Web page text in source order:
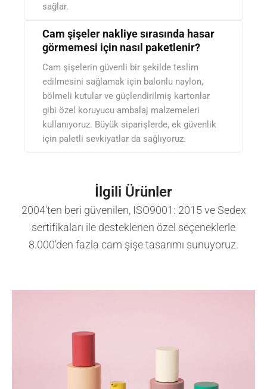
sağlar.
Cam şişeler nakliye sırasında hasar
görmemesi için nasıl paketlenir?
Cam şişelerin güvenli bir şekilde teslim
edilmesini sağlamak için balonlu naylon,
bölmeli kutular ve güçlendirilmiş kartonlar
gibi özel koruyucu ambalaj malzemeleri
kullanıyoruz. Büyük siparişlerde, ek güvenlik
için paletli sevkiyatlar da sağlıyoruz.
İlgili Ürünler
2004'ten beri güvenilen, ISO9001: 2015 ve Sedex
sertifikaları ile desteklenen özel seçeneklerle
8.000'den fazla cam şişe tasarımı sunuyoruz.